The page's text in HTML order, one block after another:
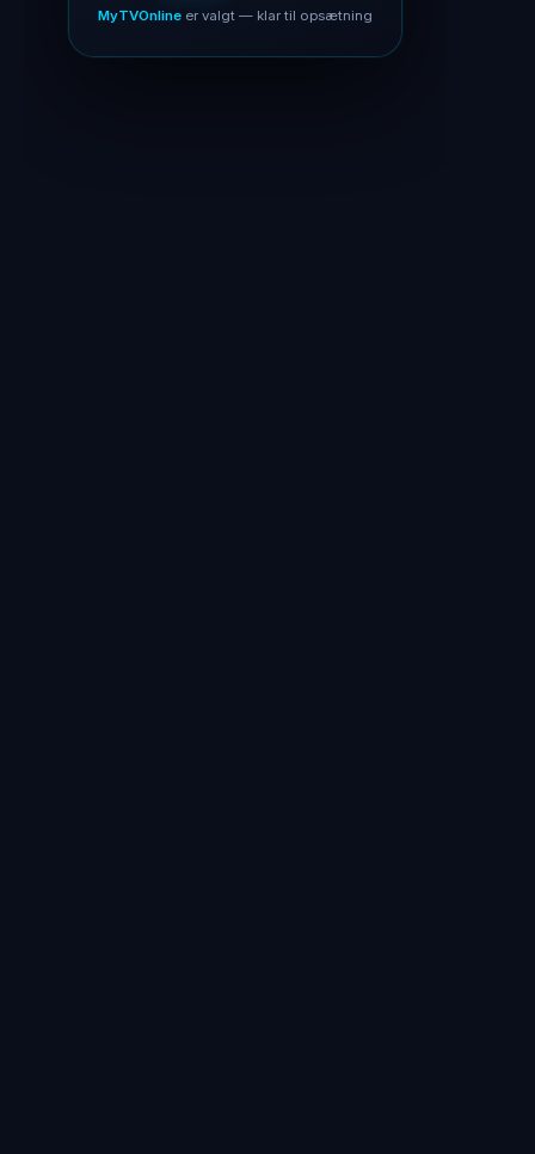
MyTVOnline er valgt — klar til opsætning